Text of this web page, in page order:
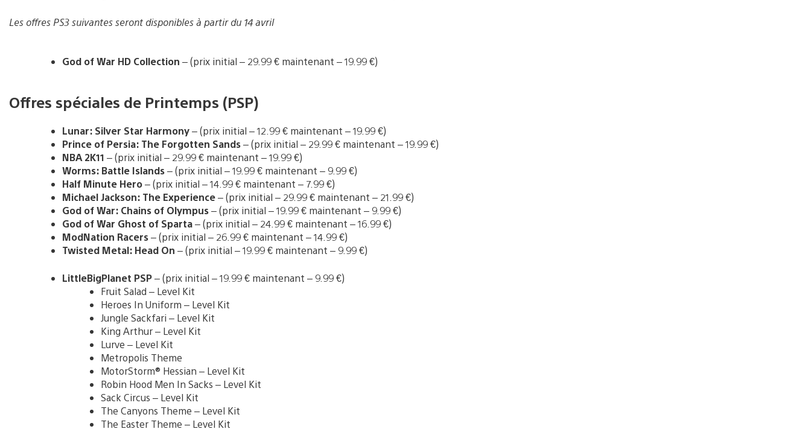
Les offres PS3 suivantes seront disponibles à partir du 14 avril
God of War HD Collection – (prix initial – 29.99 € maintenant – 19.99 €)
Offres spéciales de Printemps (PSP)
Lunar: Silver Star Harmony– (prix initial – 12.99 € maintenant – 19.99 €)
Prince of Persia: The Forgotten Sands– (prix initial – 29.99 € maintenant – 19.99 €)
NBA 2K11 – (prix initial – 29.99 € maintenant – 19.99 €)
Worms: Battle Islands– (prix initial – 19.99 € maintenant – 9.99 €)
Half Minute Hero– (prix initial – 14.99 € maintenant – 7.99 €)
Michael Jackson: The Experience– (prix initial – 29.99 € maintenant – 21.99 €)
God of War: Chains of Olympus– (prix initial – 19.99 € maintenant – 9.99 €)
God of War Ghost of Sparta– (prix initial – 24.99 € maintenant – 16.99 €)
ModNation Racers– (prix initial – 26.99 € maintenant – 14.99 €)
Twisted Metal: Head On – (prix initial – 19.99 € maintenant – 9.99 €)
LittleBigPlanet PSP– (prix initial – 19.99 € maintenant – 9.99 €)
Fruit Salad – Level Kit
Heroes In Uniform – Level Kit
Jungle Sackfari – Level Kit
King Arthur – Level Kit
Lurve – Level Kit
Metropolis Theme
MotorStorm® Hessian – Level Kit
Robin Hood Men In Sacks – Level Kit
Sack Circus – Level Kit
The Canyons Theme – Level Kit
The Easter Theme – Level Kit